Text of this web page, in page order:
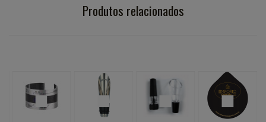
Produtos relacionados